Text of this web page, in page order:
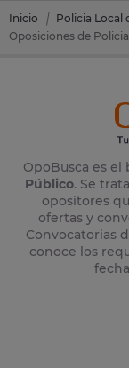
Inicio Policia Local
OpoBusca es el
Público. Se
opositores
ofertas y
Convocatorias
conoce los